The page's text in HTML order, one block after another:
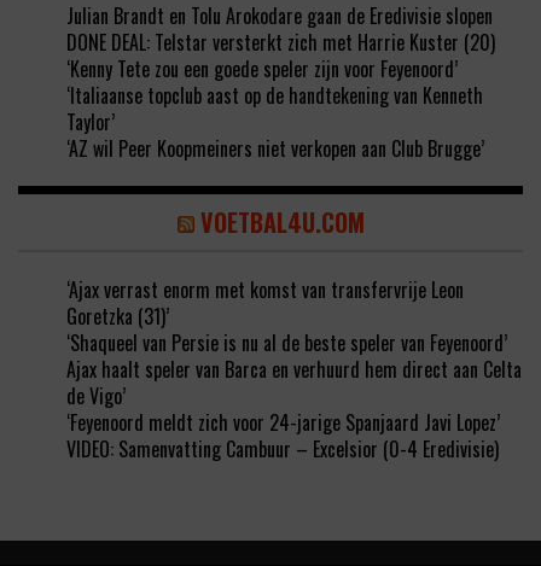
Julian Brandt en Tolu Arokodare gaan de Eredivisie slopen
DONE DEAL: Telstar versterkt zich met Harrie Kuster (20)
‘Kenny Tete zou een goede speler zijn voor Feyenoord’
‘Italiaanse topclub aast op de handtekening van Kenneth
Taylor’
‘AZ wil Peer Koopmeiners niet verkopen aan Club Brugge’
VOETBAL4U.COM
‘Ajax verrast enorm met komst van transfervrije Leon
Goretzka (31)’
‘Shaqueel van Persie is nu al de beste speler van Feyenoord’
Ajax haalt speler van Barca en verhuurd hem direct aan Celta
de Vigo’
‘Feyenoord meldt zich voor 24-jarige Spanjaard Javi Lopez’
VIDEO: Samenvatting Cambuur – Excelsior (0-4 Eredivisie)